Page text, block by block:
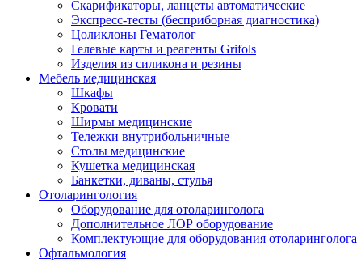
Скарификаторы, ланцеты автоматические
Экспресс-тесты (бесприборная диагностика)
Цоликлоны Гематолог
Гелевые карты и реагенты Grifols
Изделия из силикона и резины
Мебель медицинская
Шкафы
Кровати
Ширмы медицинские
Тележки внутрибольничные
Столы медицинские
Кушетка медицинская
Банкетки, диваны, стулья
Отоларингология
Оборудование для отоларинголога
Дополнительное ЛОР оборудование
Комплектующие для оборудования отоларинголога
Офтальмология